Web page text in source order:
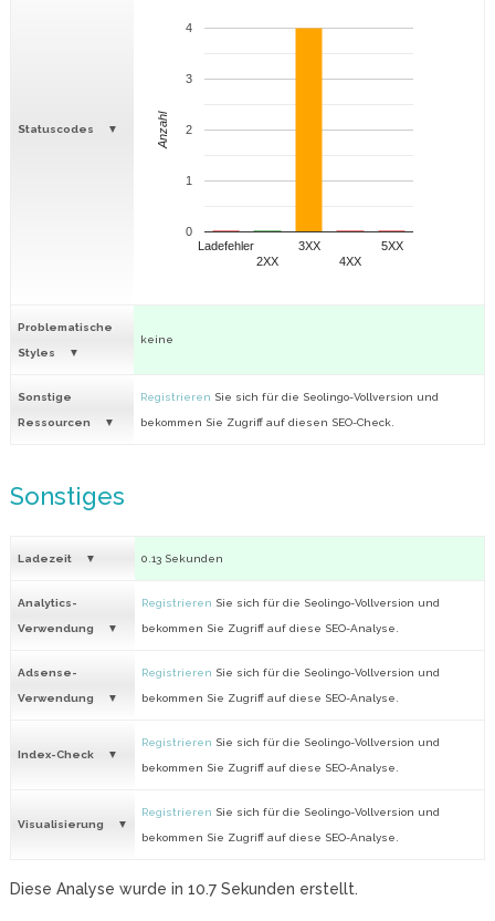
Statuscodes
Ladefehler
2XX
3XX
4XX
5XX
0
1
2
3
4
Anzahl
Problematische
Styles
keine
Sonstige
Ressourcen
Registrieren Sie sich für die Seolingo-Vollversion und
bekommen Sie Zugriff auf diesen SEO-Check.
Sonstiges
Ladezeit 0.13 Sekunden
Analytics-
Verwendung
Registrieren Sie sich für die Seolingo-Vollversion und
bekommen Sie Zugriff auf diese SEO-Analyse.
Adsense-
Verwendung
Registrieren Sie sich für die Seolingo-Vollversion und
bekommen Sie Zugriff auf diese SEO-Analyse.
Index-Check
Registrieren Sie sich für die Seolingo-Vollversion und
bekommen Sie Zugriff auf diese SEO-Analyse.
Visualisierung
Registrieren Sie sich für die Seolingo-Vollversion und
bekommen Sie Zugriff auf diese SEO-Analyse.
Diese Analyse wurde in 10.7Sekunden erstellt.